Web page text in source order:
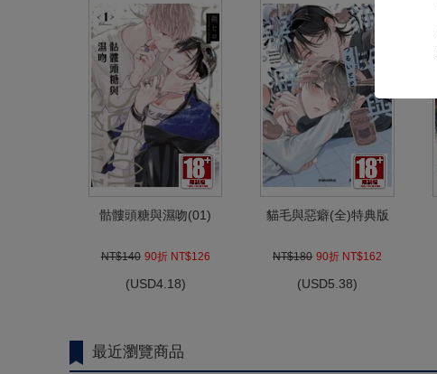
骷髏頭糖與濕吻(01)
NT$140 90折 NT$126
(USD4.18)
貓毛與惡癖(全)特典版
NT$180 90折 NT$162
(USD5.38)
最近瀏覽商品